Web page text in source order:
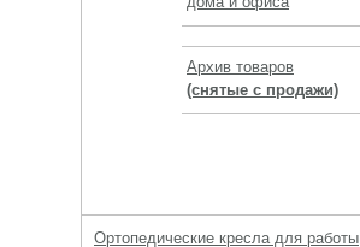
Архив товаров
(снятые с продажи)
Ортопедические кресла для работы